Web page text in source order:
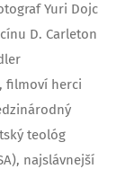
Yuri Dojc
D. Carleton
filmoví herci
teológ
najslávnejší